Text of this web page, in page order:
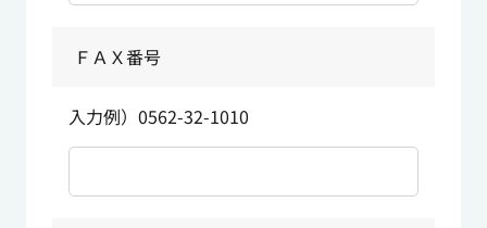
ＦＡＸ番号
入力例）0562-32-1010